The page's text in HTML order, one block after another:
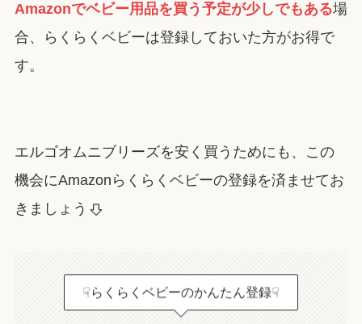
Amazonでベビー用品を買う予定が少しでもある場
合、らくらくベビーは登録しておいた方がお得で
す。
エルゴオムニブリーズを安く買うためにも、この
機会にAmazonらくらくベビーの登録を済ませてお
きましょう
☟らくらくベビーのかんたん登録☟